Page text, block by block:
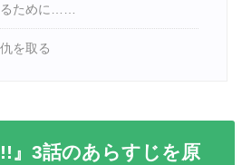
ために……
を取る
!!』3話のあらすじを原